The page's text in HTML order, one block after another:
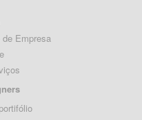
Empresa